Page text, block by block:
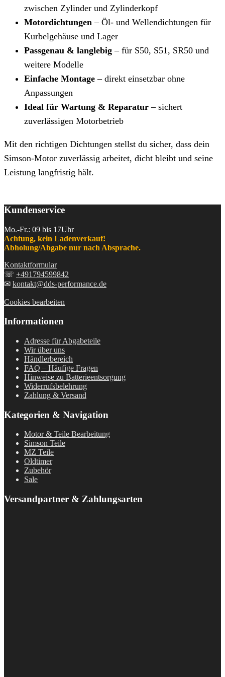
zwischen Zylinder und Zylinderkopf
Motordichtungen – Öl- und Wellendichtungen für
Kurbelgehäuse und Lager
Passgenau & langlebig – für S50, S51, SR50 und
weitere Modelle
Einfache Montage – direkt einsetzbar ohne
Anpassungen
Ideal für Wartung & Reparatur – sichert
zuverlässigen Motorbetrieb
Mit den richtigen Dichtungen stellst du sicher, dass dein
Simson-Motor zuverlässig arbeitet, dicht bleibt und seine
Leistung langfristig hält.
Kundenservice
Mo.-Fr.: 09 bis 17Uhr
Achtung, kein Ladenverkauf!
Abholung/Abgabe nur nach Absprache.
Kontaktformular
☏ +491794599842
✉ kontakt@dds-performance.de
Cookies bearbeiten
Informationen
Adresse für Abgabeteile
Wir über uns
Händlerbereich
FAQ – Häufige Fragen
Hinweise zu Batterieentsorgung
Widerrufsbelehrung
Zahlung & Versand
Kategorien & Navigation
Motor & Teile Bearbeitung
Simson Teile
MZ Teile
Oldtimer
Zubehör
Sale
Versandpartner & Zahlungsarten